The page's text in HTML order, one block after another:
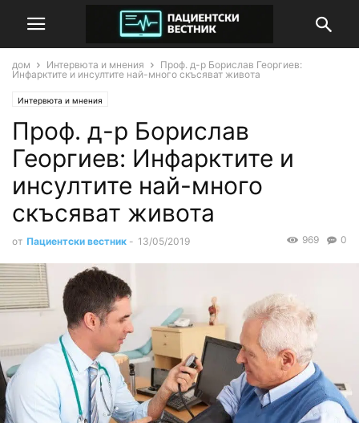
дом Интервюта и мнения
Проф. д-р Борислав Георгиев:
Инфарктите и инсултите най-много скъсяват живота
Интервюта и мнения
Проф. д-р Борислав
Георгиев: Инфарктите и
инсултите най-много
скъсяват живота
от Пациентски вестник - 13/05/2019 0
969